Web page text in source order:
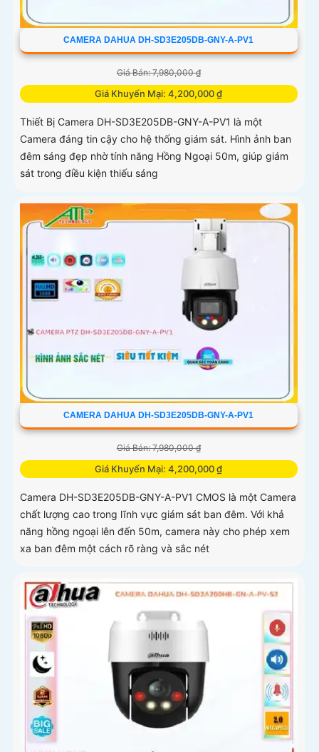
CAMERA DAHUA DH-SD3E205DB-GNY-A-PV1
Giá Bán: 7,980,000 ₫
Giá Khuyến Mại: 4,200,000 ₫
Thiết Bị Camera DH-SD3E205DB-GNY-A-PV1 là một
Camera đáng tin cậy cho hệ thống giám sát. Hình ảnh ban
đêm sáng đẹp nhờ tính năng Hồng Ngoại 50m, giúp giám
sát trong điều kiện thiếu sáng
CAMERA DAHUA DH-SD3E205DB-GNY-A-PV1
Giá Bán: 7,980,000 ₫
Giá Khuyến Mại: 4,200,000 ₫
Camera DH-SD3E205DB-GNY-A-PV1 CMOS là một Camera
chất lượng cao trong lĩnh vực giám sát ban đêm. Với khả
năng hồng ngoại lên đến 50m, camera này cho phép xem
xa ban đêm một cách rõ ràng và sắc nét